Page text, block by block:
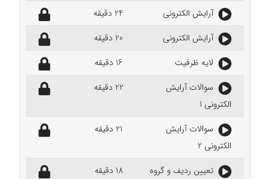
آرایش الکترونی
24 دقیقه
آرایش الکترونی
20 دقیقه
لایه ظرفیت
16 دقیقه
سوالات آرایش
الکترونی 1
22 دقیقه
سوالات آرایش
الکترونی 2
21 دقیقه
تعیین ردیف و گروه
18 دقیقه